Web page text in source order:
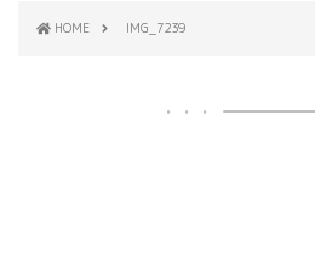
HOME IMG_7239